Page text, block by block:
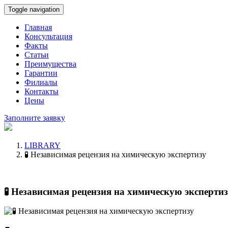
Toggle navigation
Главная
Консультация
Факты
Статьи
Преимущества
Гарантии
Филиалы
Контакты
Цены
Заполните заявку
LIBRARY
🧪 Независимая рецензия на химическую экспертизу
🧪 Независимая рецензия на химическую